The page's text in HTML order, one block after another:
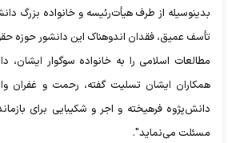
بدینوسیله از طرف هیأت‌رئیسه و خانواده بزرگ
تأسف عمیق، فقدان اندوهناک این دانشور حوزه
مطالعات اسلامی را به خانواده سوگوار ایشان،
همکاران ایشان تسلیت گفته، رحمت و غفران
دانش‌پژوه فرهیخته و اجر و شکیبایی برای
مسئلت می‌نماید".